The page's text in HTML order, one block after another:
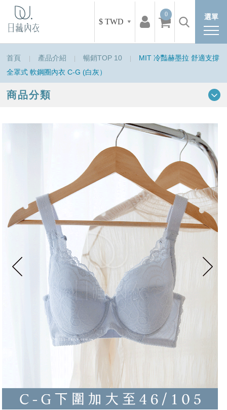
選單
$ TWD
0
首頁 產品介紹 暢銷TOP 10
MIT 冷豔赫墨拉 舒適支撐
全罩式 軟鋼圈內衣 C-G (白灰）
商品分類